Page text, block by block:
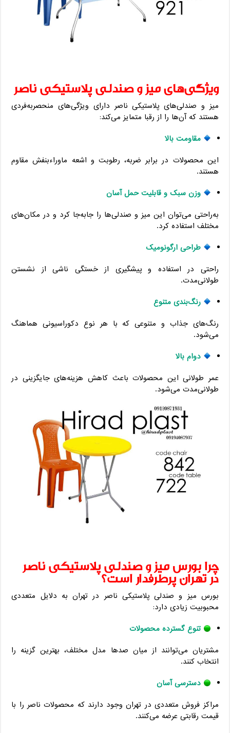
ویژگی‌های میز و صندلی پلاستیکی ناصر
میز و صندلی‌های پلاستیکی ناصر دارای ویژگی‌های منحصربه‌فردی
هستند که آن‌ها را از رقبا متمایز می‌کند:
مقاومت بالا
این محصولات در برابر ضربه، رطوبت و اشعه ماوراءبنفش مقاوم
هستند.
وزن سبک و قابلیت حمل آسان
به‌راحتی می‌توان این میز و صندلی‌ها را جابه‌جا کرد و در مکان‌های
مختلف استفاده کرد.
طراحی ارگونومیک
راحتی در استفاده و پیشگیری از خستگی ناشی از نشستن
طولانی‌مدت.
رنگ‌بندی متنوع
رنگ‌های جذاب و متنوعی که با هر نوع دکوراسیونی هماهنگ
می‌شود.
دوام بالا
عمر طولانی این محصولات باعث کاهش هزینه‌های جایگزینی در
طولانی‌مدت می‌شود.
چرا بورس میز و صندلی پلاستیکی ناصر
در تهران پرطرفدار است؟
بورس میز و صندلی پلاستیکی ناصر در تهران به دلایل متعددی
محبوبیت زیادی دارد:
تنوع گسترده محصولات
مشتریان می‌توانند از میان صدها مدل مختلف، بهترین گزینه را
انتخاب کنند.
دسترسی آسان
مراکز فروش متعددی در تهران وجود دارند که محصولات ناصر را با
قیمت رقابتی عرضه می‌کنند.